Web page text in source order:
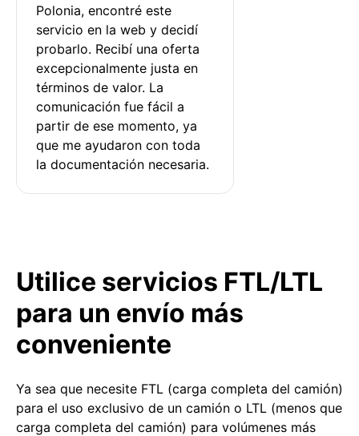
Polonia, encontré este
servicio en la web y decidí
probarlo. Recibí una oferta
excepcionalmente justa en
términos de valor. La
comunicación fue fácil a
partir de ese momento, ya
que me ayudaron con toda
la documentación necesaria.
Utilice servicios FTL/LTL
para un envío más
conveniente
Ya sea que necesite FTL (carga completa del camión)
para el uso exclusivo de un camión o LTL (menos que
carga completa del camión) para volúmenes más